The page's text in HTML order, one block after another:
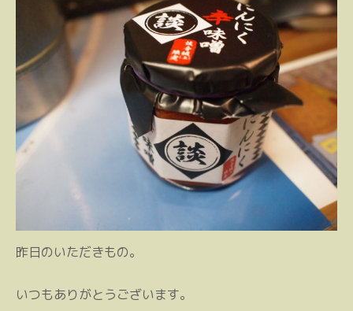
昨日のいただきもの。
いつもありがとうございます。